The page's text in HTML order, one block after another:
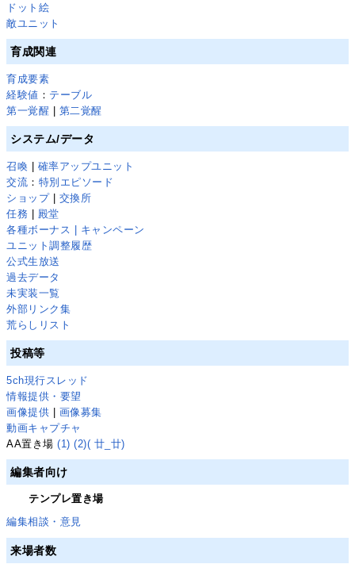
ドット絵
敵ユニット
育成関連
育成要素
経験値 ： テーブル
第一覚醒
第二覚醒
システム/データ
召喚
確率アップユニット
交流 ： 特別エピソード
ショップ| 交換所
任務
殿堂
各種ボーナス | キャンペーン
ユニット調整履歴
公式生放送
過去データ
未実装一覧
外部リンク集
荒らしリスト
投稿等
5ch現行スレッド
情報提供・要望
画像提供
画像募集
動画キャプチャ
AA置き場(1) (2)( 廿_廿)
編集者向け
テンプレ置き場
編集相談・意見
来場者数